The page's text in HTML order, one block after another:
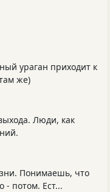
ураган приходит к
же)
Люди, как
Понимаешь, что
- потом. Ест...